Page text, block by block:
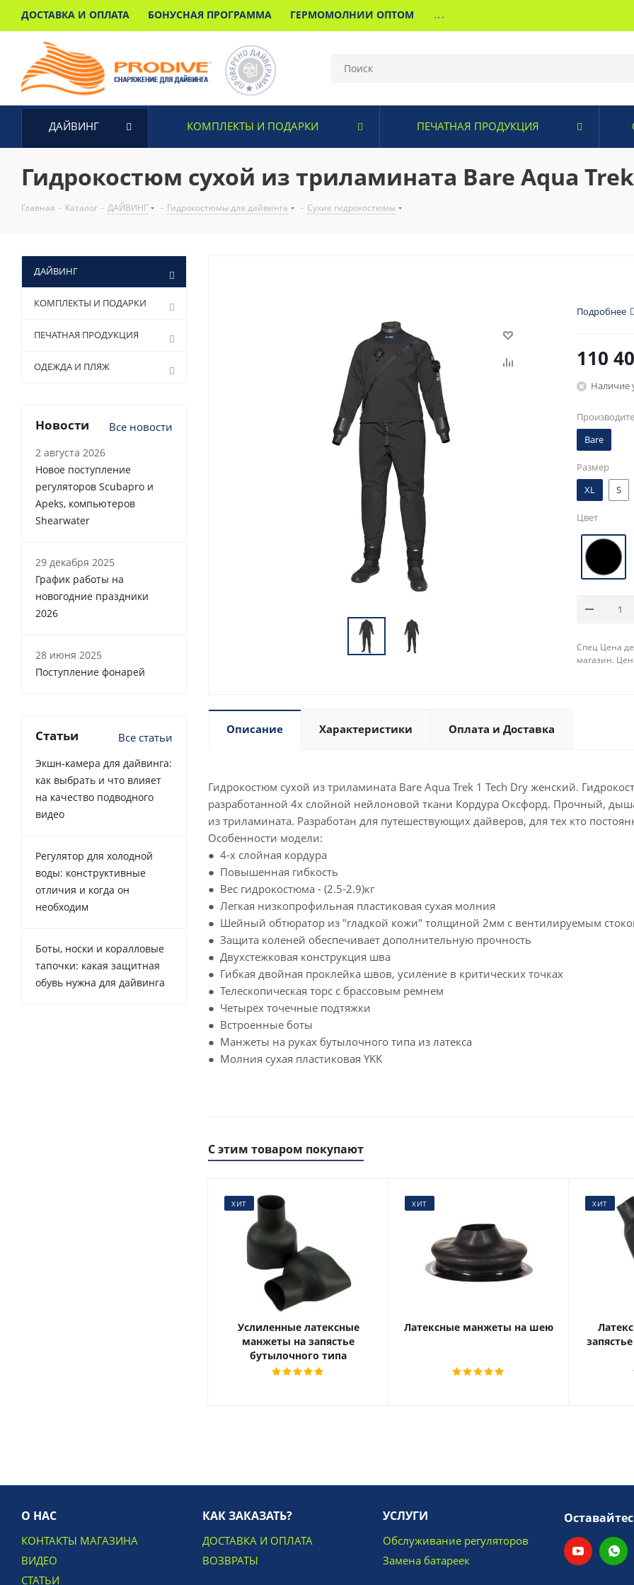
ДОСТАВКА И ОПЛАТА БОНУСНАЯ ПРОГРАММА ГЕРМОМОЛНИИ ОПТОМ ...
ДАЙВИНГ КОМПЛЕКТЫ И ПОДАРКИ ПЕЧАТНАЯ ПРОДУКЦИЯ
Гидрокостюм сухой из триламината Bare Aqua
Главная - Каталог - ДАЙВИНГ - Гидрокостюмы для дайвинга - Сухие гидрокостюмы
Подробнее
110
Наличие
Bare
Размер
XL
S
Цвет
Спец Цена
магазин.
Описание Характеристики Оплата и Доставка
Гидрокостюм сухой из триламината Bare Aqua Trek 1 Tech Dry женский.
разработанной 4х слойной нейлоновой ткани Кордура Оксфорд. Прочный,
из триламината. Разработан для путешествующих дайверов, для тех кто
Особенности модели:
● 4-х слойная кордура
● Повышенная гибкость
● Вес гидрокостюма - (2.5-2.9)кг
● Легкая низкопрофильная пластиковая сухая молния
● Шейный обтюратор из "гладкой кожи" толщиной 2мм с вентилируемым
● Защита коленей обеспечивает дополнительную прочность
● Двухстежковая конструкция шва
● Гибкая двойная проклейка швов, усиление в критических точках
● Телескопическая торс с брассовым ремнем
● Четырёх точечные подтяжки
● Встроенные боты
● Манжеты на руках бутылочного типа из латекса
● Молния сухая пластиковая YKK
С этим товаром покупают
ХИТ
Услиленные латексные
манжеты на запястье
бутылочного типа
ХИТ
Латексные манжеты на шею
ХИТ
ДАЙВИНГ
КОМПЛЕКТЫ И ПОДАРКИ
ПЕЧАТНАЯ ПРОДУКЦИЯ
ОДЕЖДА И ПЛЯЖ
Новости Все новости
2 августа 2026
Новое поступление
регуляторов Scubapro и
Apeks, компьютеров
Shearwater
29 декабря 2025
График работы на
новогодние праздники
2026
28 июня 2025
Поступление фонарей
Статьи Все статьи
Экшн-камера для дайвинга:
как выбрать и что влияет
на качество подводного
видео
Регулятор для холодной
воды: конструктивные
отличия и когда он
необходим
Боты, носки и коралловые
тапочки: какая защитная
обувь нужна для дайвинга
О НАС
КОНТАКТЫ МАГАЗИНА
ВИДЕО
СТАТЬИ
КАК ЗАКАЗАТЬ?
ДОСТАВКА И ОПЛАТА
ВОЗВРАТЫ
УСЛУГИ
Обслуживание регуляторов
Замена батареек